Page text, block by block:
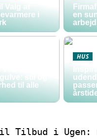
Valg af
i
en
stil og
til alle
HUS
Tilbud i Ugen: